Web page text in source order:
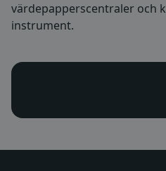
värdepapperscentraler och
instrument.